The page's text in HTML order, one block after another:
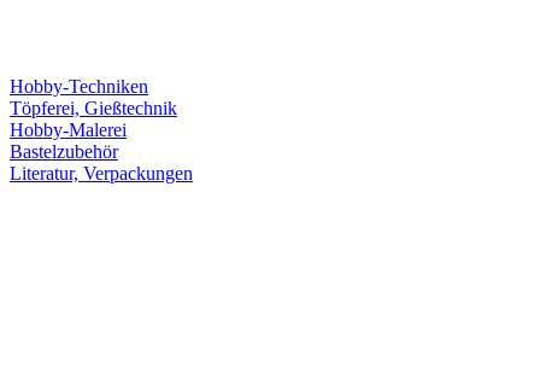
Hobby-Techniken
Töpferei, Gießtechnik
Hobby-Malerei
Bastelzubehör
Literatur, Verpackungen